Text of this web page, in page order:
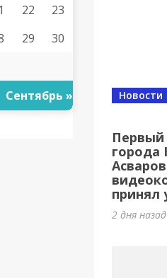
22
23
29
30
Сентябрь »
Первый
города
принял
Новости
2 дня